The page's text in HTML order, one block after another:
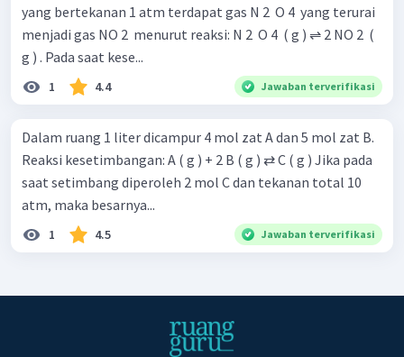
yang bertekanan 1 atm terdapat gas N 2 ​ O 4 ​ yang terurai
menjadi gas NO 2 ​ menurut reaksi: N 2 ​ O 4 ​ ( g ) ⇌ 2 NO 2 ​ (
g ) . Pada saat kese...
1 4.4 Jawaban terverifikasi
Dalam ruang 1 liter dicampur 4 mol zat A dan 5 mol zat B.
Reaksi kesetimbangan: A ( g ) + 2 B ( g ) ⇄ C ( g ) Jika pada
saat setimbang diperoleh 2 mol C dan tekanan total 10
atm, maka besarnya...
1 4.5 Jawaban terverifikasi